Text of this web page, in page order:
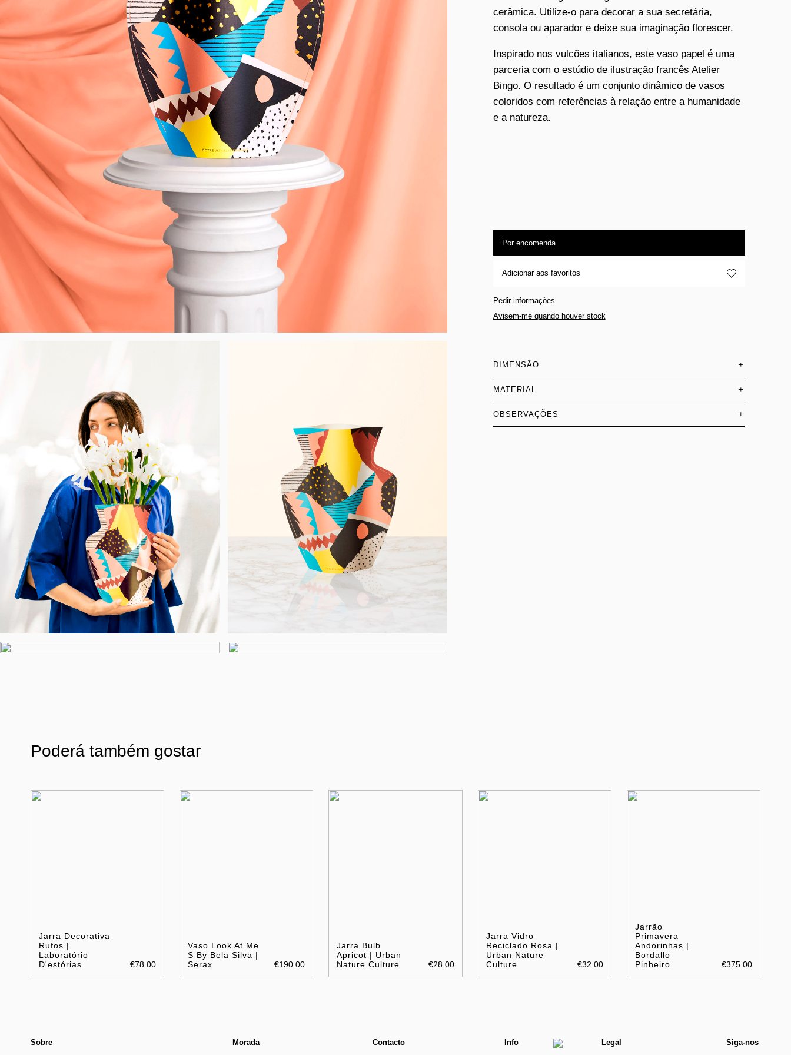
cerâmica. Utilize-o para decorar a sua secretária,
consola ou aparador e deixe sua imaginação florescer.
Inspirado nos vulcões italianos, este vaso papel é uma
parceria com o estúdio de ilustração francês Atelier
Bingo. O resultado é um conjunto dinâmico de vasos
coloridos com referências à relação entre a humanidade
e a natureza.
Por encomenda
Adicionar aos favoritos
Pedir informações
Avisem-me quando houver stock
DIMENSÃO +
MATERIAL +
OBSERVAÇÕES +
Poderá também gostar
Jarra Decorativa
Rufos |
Laboratório
D'estórias
€78.00
Vaso Look At Me
S By Bela Silva |
Serax
€190.00
Jarra Bulb
Apricot | Urban
Nature Culture
€28.00
Jarra Vidro
Reciclado Rosa |
Urban Nature
Culture
€32.00
Jarrão
Primavera
Andorinhas |
Bordallo
Pinheiro
€375.00
Sobre Morada Contacto Info Legal Siga-nos